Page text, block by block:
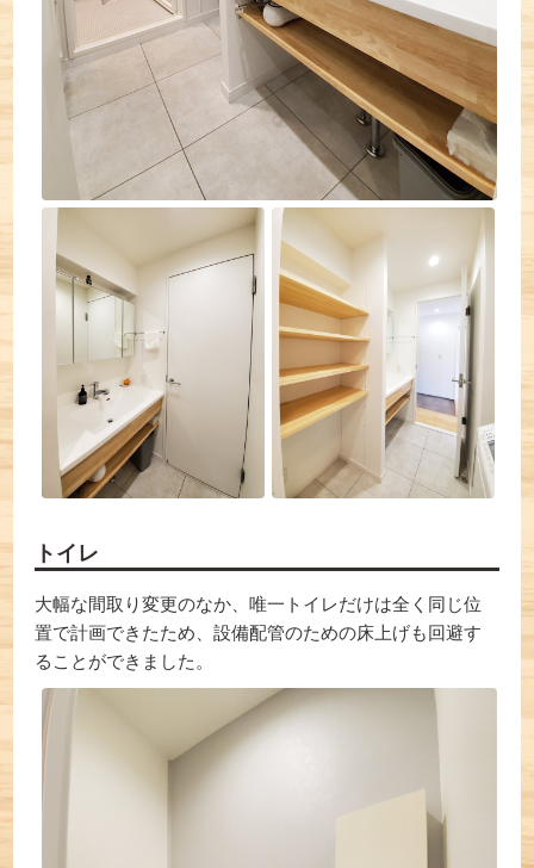
トイレ
大幅な間取り変更のなか、唯一トイレだけは全く同じ位
置で計画できたため、設備配管のための床上げも回避す
ることができました。